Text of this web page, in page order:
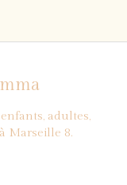
adultes,
Marseille 8.